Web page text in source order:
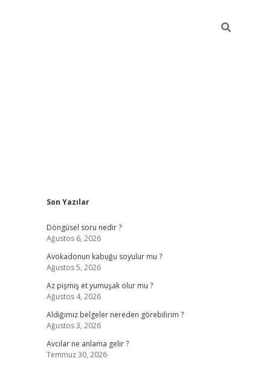
Sidebar
Son Yazılar
Döngüsel soru nedir ?
Ağustos 6, 2026
Avokadonun kabuğu soyulur mu ?
Ağustos 5, 2026
Az pişmiş et yumuşak olur mu ?
Ağustos 4, 2026
Aldığımız belgeler nereden görebilirim ?
Ağustos 3, 2026
Avcılar ne anlama gelir ?
Temmuz 30, 2026